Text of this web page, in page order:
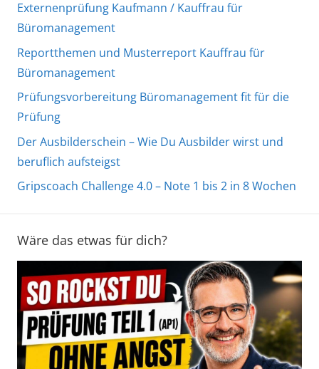
Externenprüfung Kaufmann / Kauffrau für
Büromanagement
Reportthemen und Musterreport Kauffrau für
Büromanagement
Prüfungsvorbereitung Büromanagement fit für die
Prüfung
Der Ausbilderschein – Wie Du Ausbilder wirst und
beruflich aufsteigst
Gripscoach Challenge 4.0 – Note 1 bis 2 in 8 Wochen
Wäre das etwas für dich?